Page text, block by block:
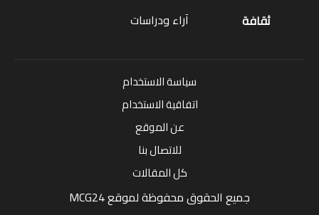
ثقافة
آراء ودراسات
سياسة الاستخدام
اتفاقية الاستخدام
عن الموقع
للاتصال بنا
كل المقالات
جميع الحقوق محفوظة لموقع MCG24